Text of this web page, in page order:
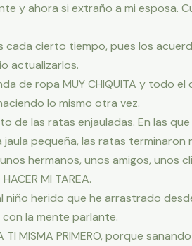
y ahora si extraño a mi esposa.
cierto tiempo, pues los
actualizarlos.
de ropa MUY CHIQUITA y todo
lo mismo otra vez.
de las ratas enjauladas. En las
pequeña, las ratas
hermanos, unos amigos, unos
MI TAREA.
niño herido que he arrastrado
la mente parlante.
MISMA PRIMERO, porque